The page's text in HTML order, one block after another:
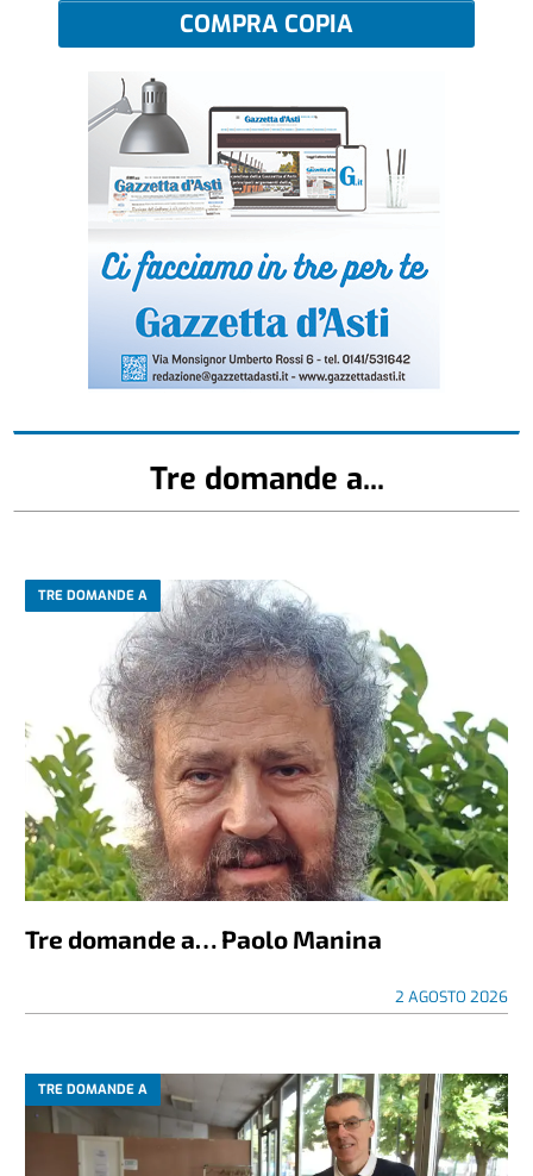
COMPRA COPIA
Tre domande a...
TRE DOMANDE A
Tre domande a… Paolo Manina
2 AGOSTO 2026
TRE DOMANDE A